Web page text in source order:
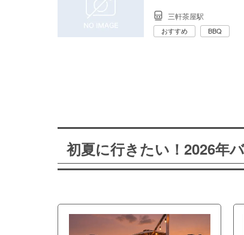
三軒茶屋駅
おすすめ BBQ
初夏に行きたい！2026年